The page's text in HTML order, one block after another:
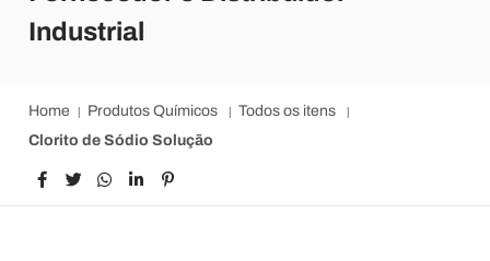
Industrial
Home Produtos Químicos
Todos os itens
Clorito de Sódio Solução